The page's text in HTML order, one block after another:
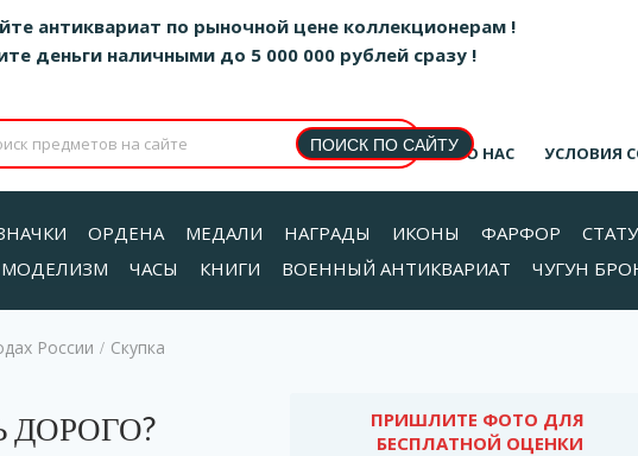
антиквариат по рыночной цене коллекционерам !
деньги наличными до 5 000 000 рублей сразу !
О НАС УСЛОВИЯ
ОРДЕНА МЕДАЛИ НАГРАДЫ ИКОНЫ ФАРФОР
МОДЕЛИЗМ ЧАСЫ КНИГИ ВОЕННЫЙ АНТИКВАРИАТ ЧУГУН
России / Скупка
ДОРОГО?
ПРИШЛИТЕ ФОТО ДЛЯ
БЕСПЛАТНОЙ ОЦЕНКИ